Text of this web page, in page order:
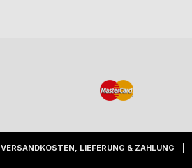
VERSANDKOSTEN, LIEFERUNG & ZAHLUNG